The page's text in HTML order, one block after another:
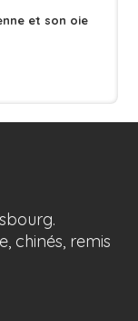
et son oie
chinés, remis